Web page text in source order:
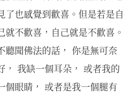
了也感覺到歡喜。但是若是自
就不歡喜，自己就是不歡喜。
聽聞佛法的話， 你是無可奈
， 我缺一個耳朵， 或者我的
個眼睛， 或者是我一個腿有